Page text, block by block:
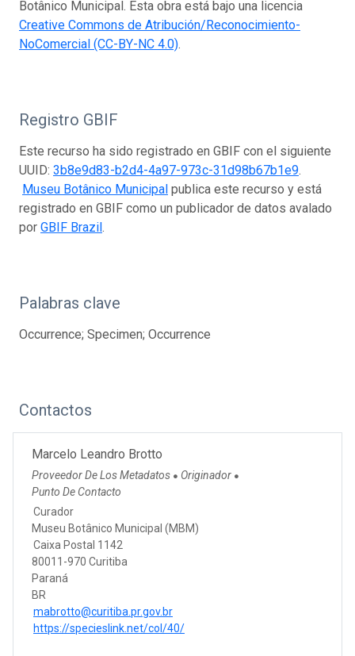
Botânico Municipal. Esta obra está bajo una licencia
Creative Commons de Atribución/Reconocimiento-
NoComercial (CC-BY-NC 4.0).
Registro GBIF
Este recurso ha sido registrado en GBIF con el siguiente
UUID: 3b8e9d83-b2d4-4a97-973c-31d98b67b1e9.
Museu Botânico Municipal publica este recurso y está
registrado en GBIF como un publicador de datos avalado
por GBIF Brazil.
Palabras clave
Occurrence; Specimen; Occurrence
Contactos
Marcelo Leandro Brotto
Proveedor De Los Metadatos ● Originador ●
Punto De Contacto
Curador
Museu Botânico Municipal (MBM)
Caixa Postal 1142
80011-970 Curitiba
Paraná
BR
mabrotto@curitiba.pr.gov.br
https://specieslink.net/col/40/